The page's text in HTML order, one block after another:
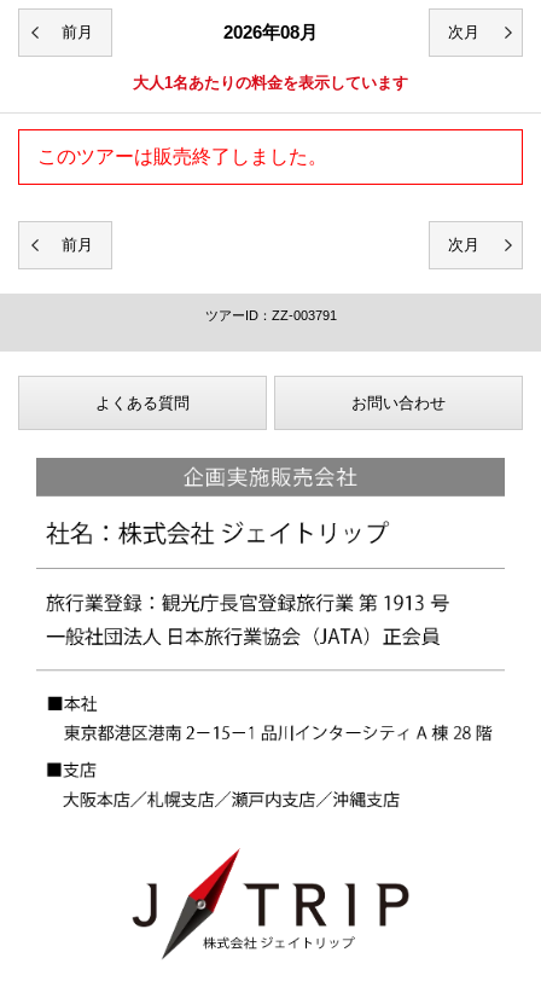
2026年08月
大人1名あたりの料金を表示しています
このツアーは販売終了しました。
ツアーID：ZZ-003791
よくある質問 お問い合わせ